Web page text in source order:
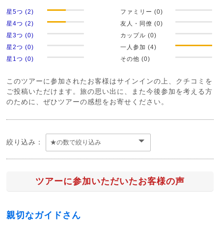
星5つ (2)
星4つ (2)
星3つ (0)
星2つ (0)
星1つ (0)
ファミリー (0)
友人・同僚 (0)
カップル (0)
一人参加 (4)
その他 (0)
このツアーに参加されたお客様はサインインの上、クチコミを
ご投稿いただけます。旅の思い出に、また今後参加を考える方
のために、ぜひツアーの感想をお寄せください。
絞り込み：
ツアーに参加いただいたお客様の声
親切なガイドさん